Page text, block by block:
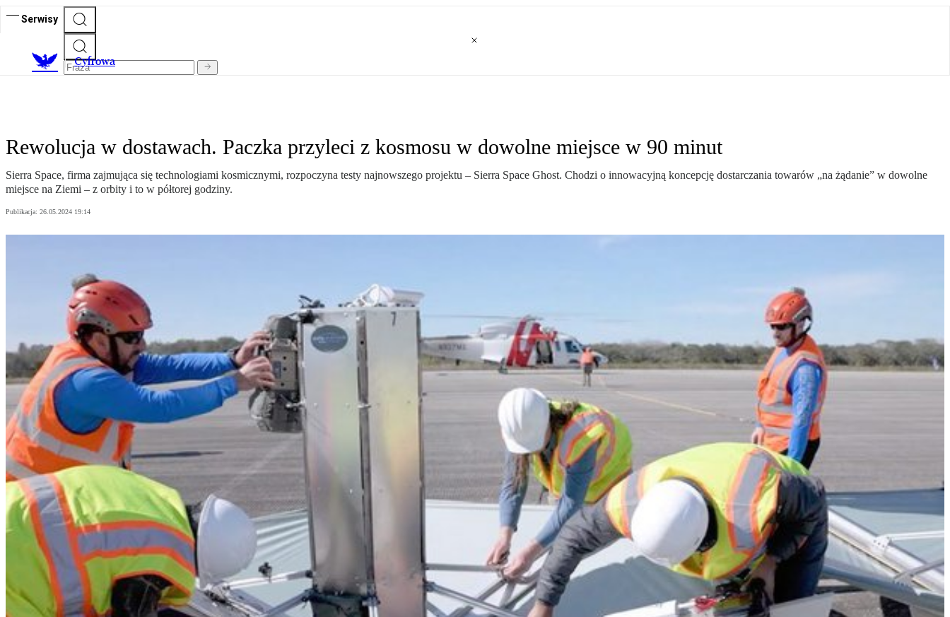
Serwisy
Cyfrowa
Rewolucja w dostawach. Paczka przyleci z kosmosu w dowolne miejsce w 90 minut
Sierra Space, firma zajmująca się technologiami kosmicznymi, rozpoczyna testy najnowszego projektu – Sierra Space Ghost. Chodzi o innowacyjną koncepcję dostarczania towarów „na żądanie” w dowolne
miejsce na Ziemi – z orbity i to w półtorej godziny.
Publikacja: 26.05.2024 19:14